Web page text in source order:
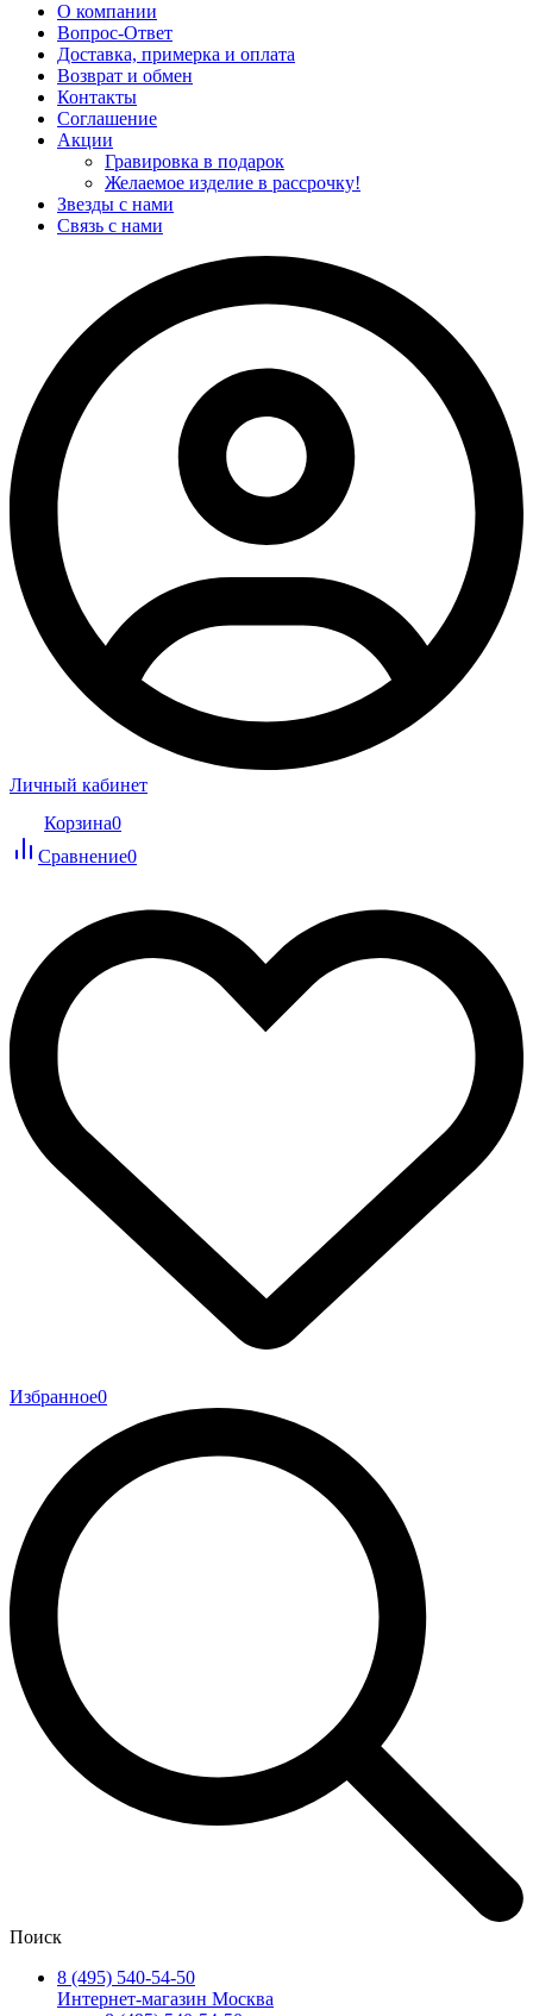
О компании
Вопрос-Ответ
Доставка, примерка и оплата
Возврат и обмен
Контакты
Соглашение
Акции
Гравировка в подарок
Желаемое изделие в рассрочку!
Звезды с нами
Связь с нами
Личный кабинет
Корзина0
Сравнение0
Избранное0
Поиск
8 (495) 540-54-50
Интернет-магазин Москва